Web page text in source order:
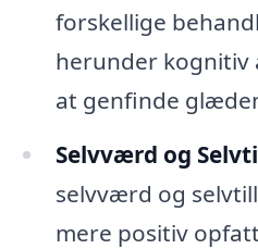
forskellige
herunder
at genfinde
Selvværd og
selvværd og
mere positiv